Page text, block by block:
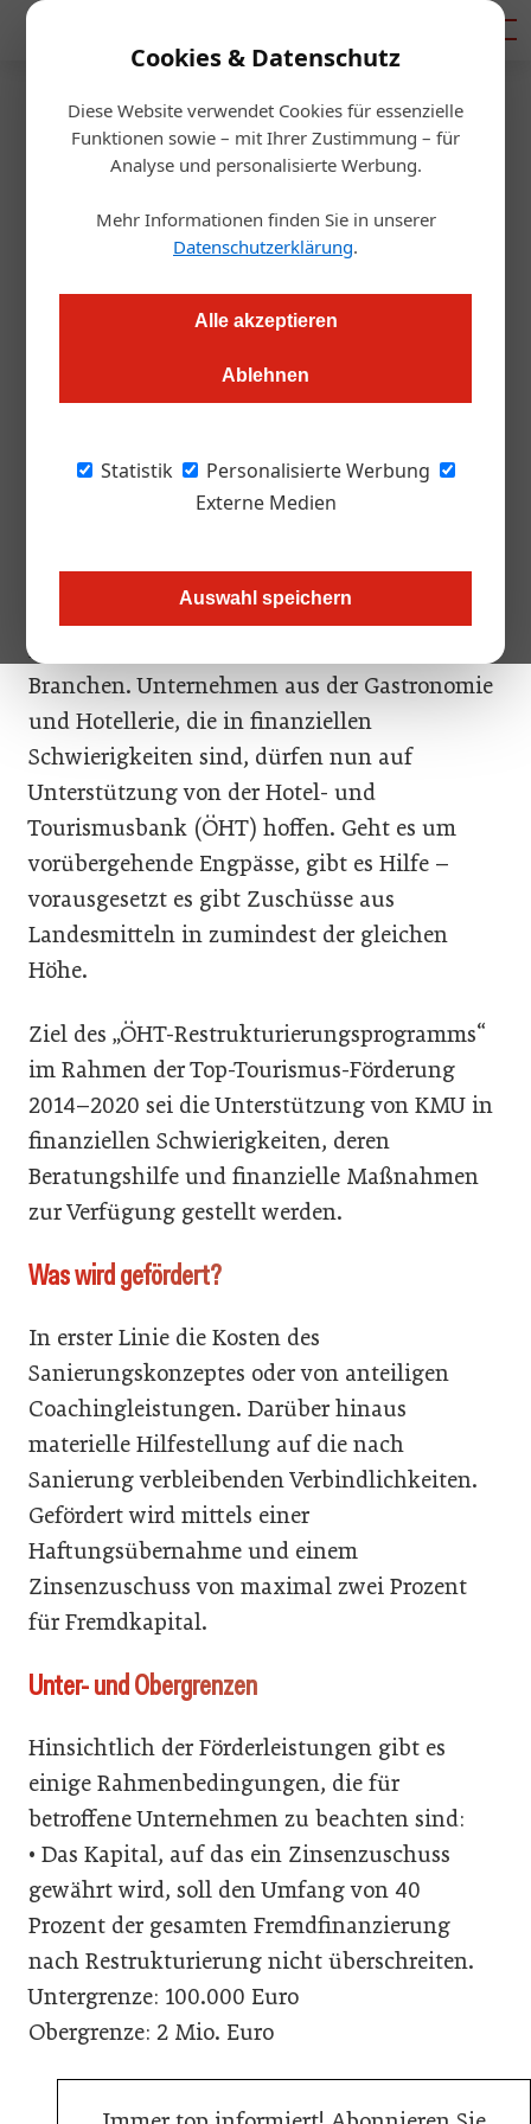
Cookies & Datenschutz
Diese Website verwendet Cookies für essenzielle
Funktionen sowie – mit Ihrer Zustimmung – für
Analyse und personalisierte Werbung.
Mehr Informationen finden Sie in unserer
Datenschutzerklärung.
Alle akzeptieren
Ablehnen
Statistik
Personalisierte Werbung
Externe Medien
Auswahl speichern
Startseite/Gastro & Hotel
ÖHT: Hilfe bei Insolvenzgefahr
Daniel Nutz 20.09.2018, 11:47 Uhr
Die Insolvenzgefahr unter Beherbergungs- und
Branchen. Die ÖHT greift Unternehmen, die in
Schwierigkeiten geraten sind, mit einem
Ein Blick auf die aktuelle Insolvenzstatistik
Insolvenzgefahr unter Beherbergungs- und
Gaststättenbetrieben mit einem Wert von 1,83
Prozent höher ist als in allen anderen
Branchen. Unternehmen aus der Gastronomie
und Hotellerie, die in finanziellen
Schwierigkeiten sind, dürfen nun auf
Unterstützung von der Hotel- und
Tourismusbank (ÖHT) hoffen. Geht es um
vorübergehende Engpässe, gibt es Hilfe –
vorausgesetzt es gibt Zuschüsse aus
Landesmitteln in zumindest der gleichen
Höhe.
Ziel des „ÖHT-Restrukturierungsprogramms“
im Rahmen der Top-Tourismus-Förderung
2014–2020 sei die Unterstützung von KMU in
finanziellen Schwierigkeiten, deren
Beratungshilfe und finanzielle Maßnahmen
zur Verfügung gestellt werden.
Was wird gefördert?
In erster Linie die Kosten des
Sanierungskonzeptes oder von anteiligen
Coachingleistungen. Darüber hinaus
materielle Hilfestellung auf die nach
Sanierung verbleibenden Verbindlichkeiten.
Gefördert wird mittels einer
Haftungsübernahme und einem
Zinsenzuschuss von maximal zwei Prozent
für Fremdkapital.
Unter- und Obergrenzen
Hinsichtlich der Förderleistungen gibt es
einige Rahmenbedingungen, die für
betroffene Unternehmen zu beachten sind:
• Das Kapital, auf das ein Zinsenzuschuss
gewährt wird, soll den Umfang von 40
Prozent der gesamten Fremdfinanzierung
nach Restrukturierung nicht überschreiten.
Untergrenze: 100.000 Euro
Obergrenze: 2 Mio. Euro